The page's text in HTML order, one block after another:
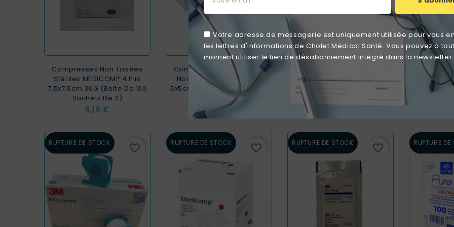
Votre adresse de messagerie est uniquement utilisée pour vous
les lettres d'informations de Cholet Médical Santé. Vous pouvez à tout
moment utiliser le lien de désabonnement intégré dans la newsletter.
Compresses Non Tissées
Stériles MEDICOMP 4 Plis
7.5x7.5cm 30G (Boîte De 100
Sachets De 2)
Prix
6,19 €
Compresses Non Stériles
Non Tissées EUROMEDIS
5x5cm 30G (sachet De 100)
0,50 €
Lot De 10 - Compresses Non
Stériles Non Tissées LCH PURE
N40 7.5x7.5cm 40G - 4plis
Non
RUPTURE DE STOCK favorite_border RUPTURE DE STOCK favorite_border RUPTURE DE STOCK favorite_border RUPTURE